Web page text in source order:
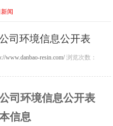
闻
司环境信息公开表
www.danbao-resin.com/浏览次数：
司环境信息公开表
信息